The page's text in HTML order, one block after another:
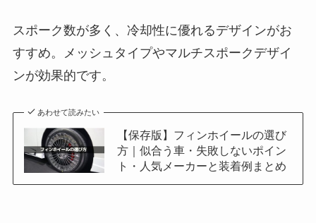
スポーク数が多く、冷却性に優れるデザインがお
すすめ。メッシュタイプやマルチスポークデザイ
ンが効果的です。
あわせて読みたい
【保存版】フィンホイールの選び
方｜似合う車・失敗しないポイン
ト・人気メーカーと装着例まとめ